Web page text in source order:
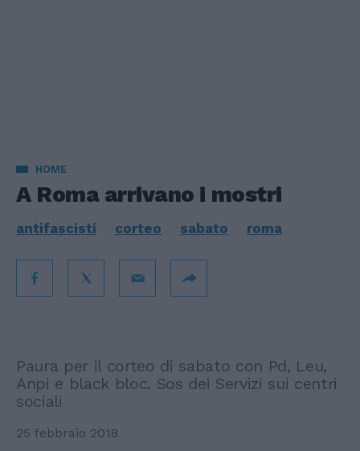
HOME
A Roma arrivano i mostri
antifascisti corteo sabato roma
Paura per il corteo di sabato con Pd, Leu,
Anpi e black bloc. Sos dei Servizi sui centri
sociali
25 febbraio 2018